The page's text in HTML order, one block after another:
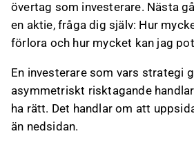
övertag som investerare. Nästa
en aktie, fråga dig själv: Hur
förlora och hur mycket kan jag
En investerare som vars strategi
asymmetriskt risktagande
ha rätt. Det handlar om att
än nedsidan.